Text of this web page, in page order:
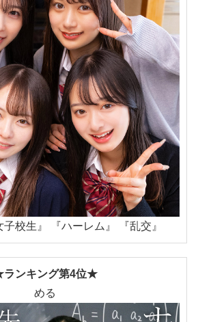
校生』 『ハーレム』 『乱交』
ンキング第4位★
める